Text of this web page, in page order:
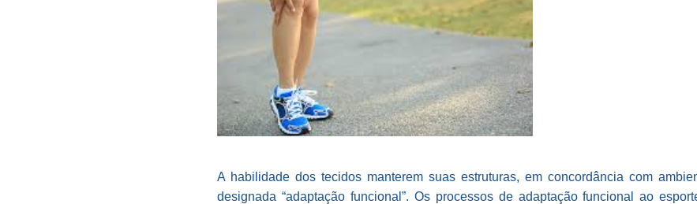
A habilidade dos tecidos manterem suas estruturas, em concordância com
designada “adaptação funcional”. Os processos de adaptação funcional ao